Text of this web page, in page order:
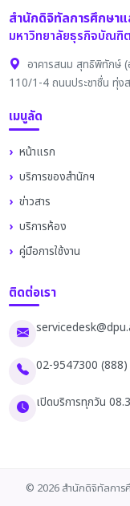
สำนักดิจิทัลการศึกษาแ
มหาวิทยาลัยธุรกิจบัณฑิ
อาคารสนม สุทธิพิทักษ์ (
110/1-4 ถนนประชาชื่น ทุ่ง
เมนูลัด
หน้าแรก
บริการของสำนักฯ
ข่าวสาร
บริการห้อง
คู่มือการใช้งาน
ติดต่อเรา
02-9547300 (888)
เปิดบริการทุกวัน
© 2026 สำนักดิจิทัลการ